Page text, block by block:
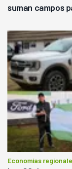
suman campos
Economías